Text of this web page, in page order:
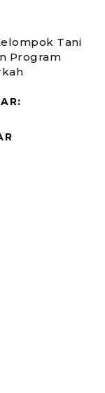
Tani
Program